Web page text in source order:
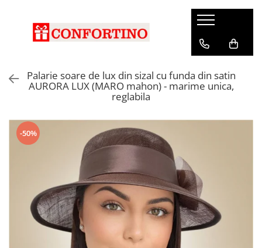
Palarie soare de lux din sizal cu funda din satin
AURORA LUX (MARO mahon) - marime unica,
reglabila
-50%